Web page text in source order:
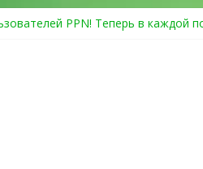
PPN! Теперь в каждой
по программе Fine Art Collector
Grand Theft Auto VI